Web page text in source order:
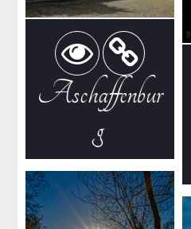
Aschaffenbur
g